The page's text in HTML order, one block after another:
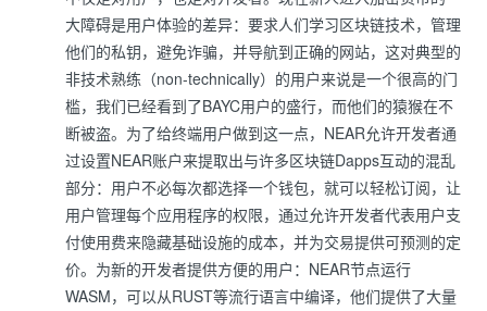
大障碍是用户体验的差异：要求人们学习区块链技术，管理
他们的私钥，避免诈骗，并导航到正确的网站，这对典型的
非技术熟练（non-technically）的用户来说是一个很高的门
槛，我们已经看到了BAYC用户的盛行，而他们的猿猴在不
断被盗。为了给终端用户做到这一点，NEAR允许开发者通
过设置NEAR账户来提取出与许多区块链Dapps互动的混乱
部分：用户不必每次都选择一个钱包，就可以轻松订阅，让
用户管理每个应用程序的权限，通过允许开发者代表用户支
付使用费来隐藏基础设施的成本，并为交易提供可预测的定
价。为新的开发者提供方便的用户：NEAR节点运行
WASM，可以从RUST等流行语言中编译，他们提供了大量